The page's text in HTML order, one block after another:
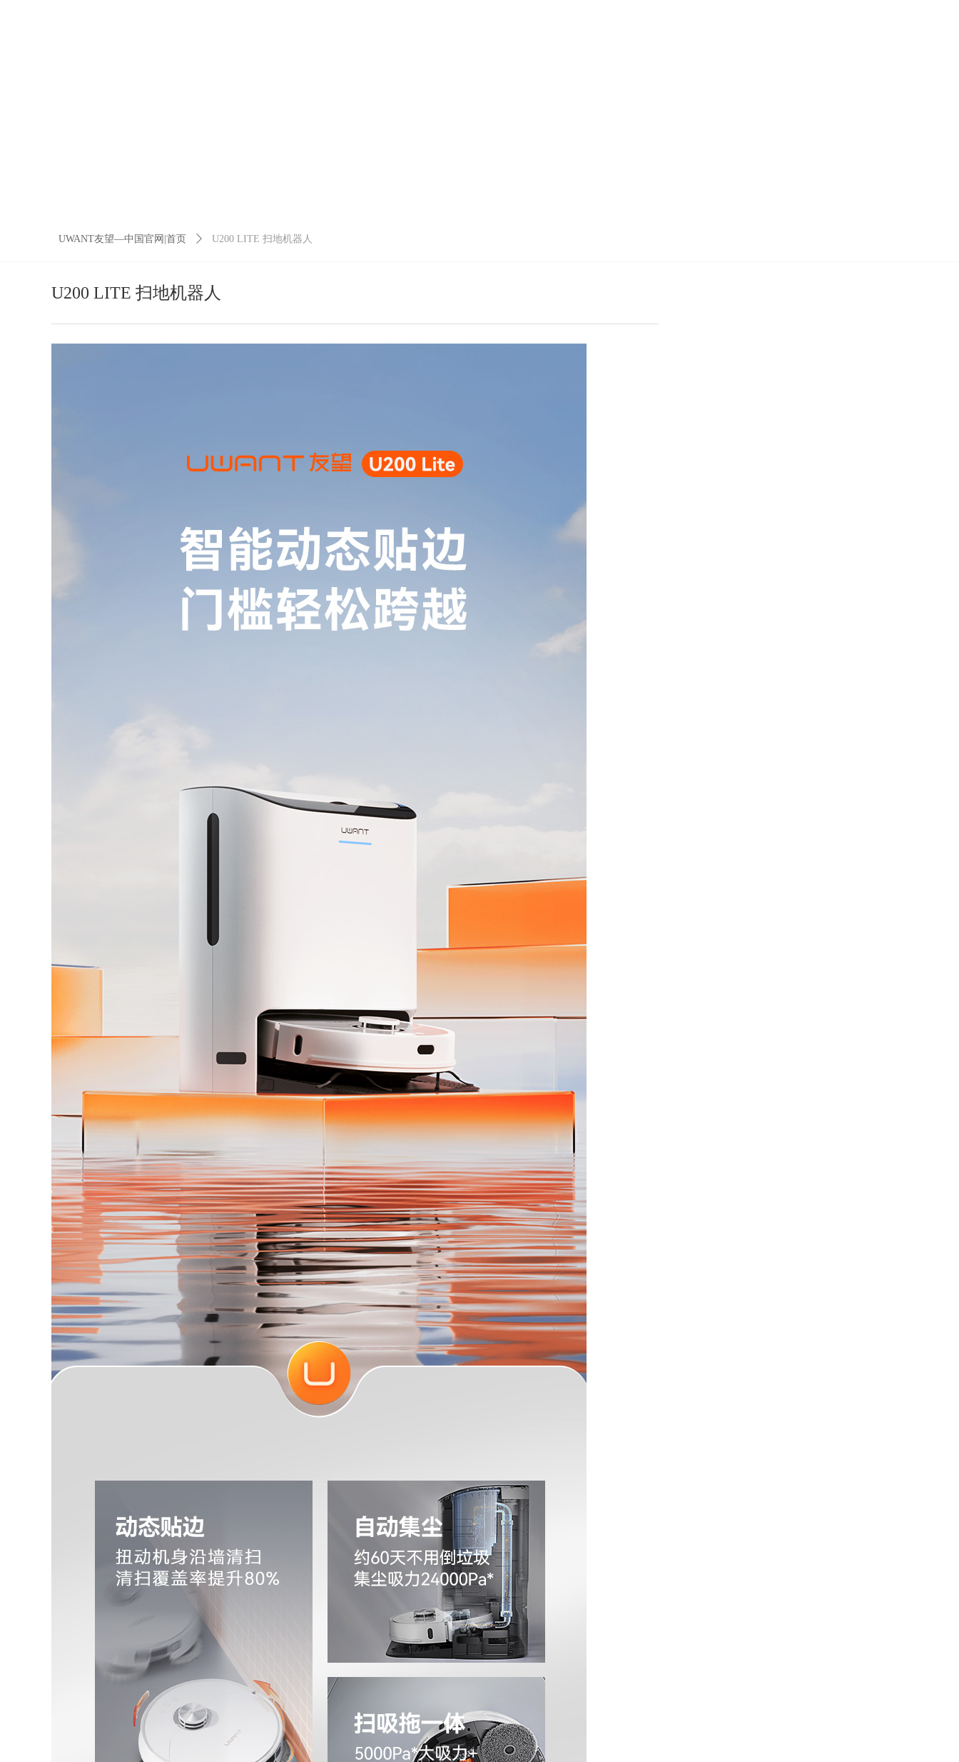
UWANT友望—中国官网|首页 ꄲ U200 LITE 扫地机器人
U200 LITE 扫地机器人